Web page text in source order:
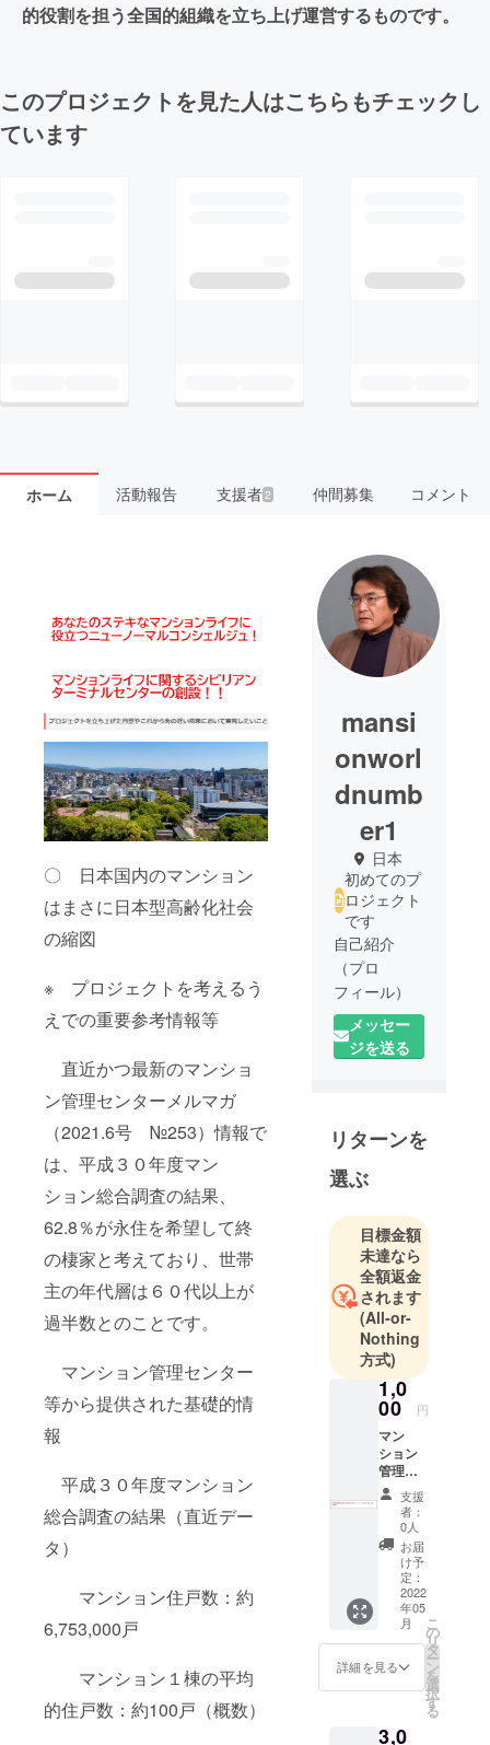
的役割を担う全国的組織を立ち上げ運営するものです。
このプロジェクトを見た人はこちらもチェックし
ています
ホーム 活動報告 支援者 2 仲間募集 コメント
〇 日本国内のマンション
はまさに日本型高齢化社会
の縮図
※ プロジェクトを考えるう
えでの重要参考情報等
直近かつ最新のマンショ
ン管理センターメルマガ
（2021.6号 №253）情報で
は、平成３０年度マン
ション総合調査の結果、
62.8％が永住を希望して終
の棲家と考えており、世帯
主の年代層は６０代以上が
過半数とのことです。
マンション管理センター
等から提供された基礎的情
報
平成３０年度マンション
総合調査の結果（直近デー
タ）
マンション住戸数：約
6,753,000戸
マンション１棟の平均
的住戸数：約100戸（概数）
mansi
onworl
dnumb
er1
日本
初めてのプ
ロジェクト
です
自己紹介
（プロ
フィール）
クラウド
ファンディ
ジェクトを
る代表者
【氏名】
氏森 一浩
（うじも
り かずひ
ろ）
【個人事務
ンオフィス
（一般社団
法人 日本
マンション
管理士会連
部：東京）
所属 一般
社団法人
熊本県マン
ション管理
（熊本東税
メッセー
ジを送る
リターンを
選ぶ
目標金額
未達なら
全額返金
されます
(All-or-
Nothing
方式)
1,0
00 円
マン
ション
管理
士.com
サイト
のエン
ドロー
ルに名
前が載
りま
す！！
※支援
時、必
ず備考
欄にご
希望の
をご記
支援
者：
0人
お届
け予
定：
2022
年05
月
詳細を見る
こ
の
リ
タ
ー
ン
を
選
択
す
る
3,0